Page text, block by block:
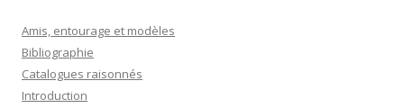
Amis, entourage et modèles
Bibliographie
Catalogues raisonnés
Introduction